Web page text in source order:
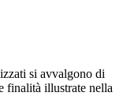
si avvalgono di
finalità illustrate nella